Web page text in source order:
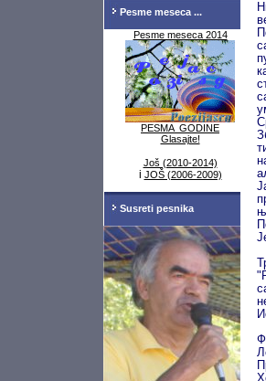
Pesme meseca ...
Pesme meseca 2014
PESMA GODINE
Glasajte!
Još (2010-2014)
i JOŠ (2006-2009)
Susreti pesnika